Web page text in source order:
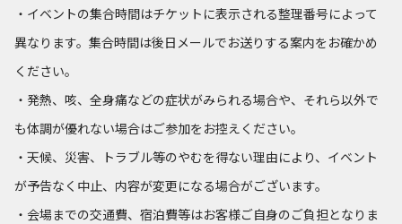
・イベントの集合時間はチケットに表示される整理番号によって
異なります。集合時間は後日メールでお送りする案内をお確かめ
ください。
・発熱、咳、全身痛などの症状がみられる場合や、それら以外で
も体調が優れない場合はご参加をお控えください。
・天候、災害、トラブル等のやむを得ない理由により、イベント
が予告なく中止、内容が変更になる場合がございます。
・会場までの交通費、宿泊費等はお客様ご自身のご負担となりま